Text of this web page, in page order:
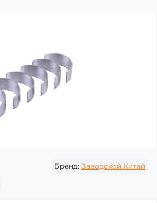
Бренд: Заводской Китай